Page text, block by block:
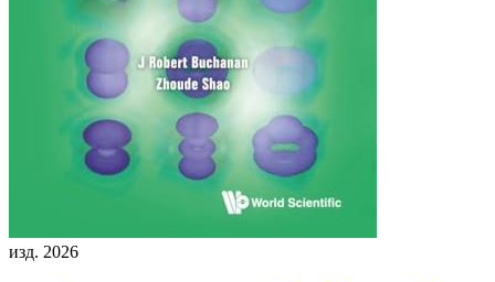
изд. 2026